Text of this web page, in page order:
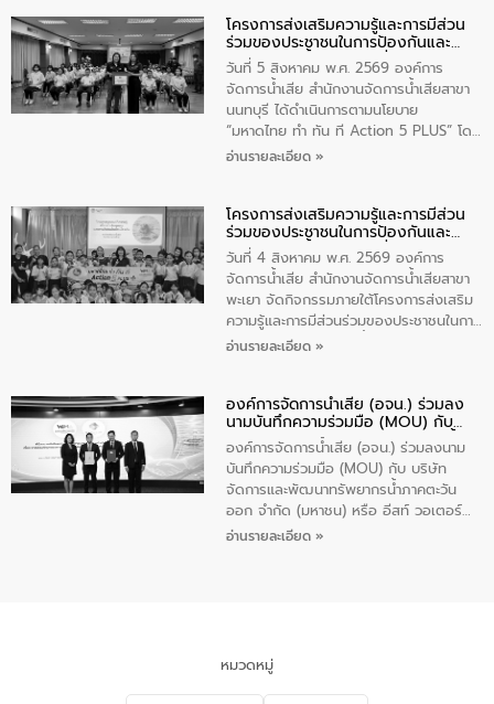
วัดสิงห์ จังหวัดชัยนาท โดยมีนายแสงชัย
สุขชื่น นายกเทศมนตรีตำบลวัดสิงห์ คณะผู้
บริหารเทศบาลตำบลวัดสิงห์ ผู้นำชุมชน และ
ประชาชนในพื้นที่เทศบาลตำบลวัดสิงก์ที่มี
ส่วนได้ส่วนเสียในโครงก่อสร้างศูนย์บริหาร
จัดการคุณภาพน้ำเทศบาลตำบลวัดสิงห์
จังหวัดชัยนาท ให้การต้อนรับ
โครงการส่งเสริมความรู้และการมีส่วน
ร่วมของประชาชนในการป้องกันและ
แก้ไขปัญหาน้ำเสียอย่างยั่งยืน
วันที่ 5 สิงหาคม พ.ศ. 2569 องค์การ
จัดการน้ำเสีย สำนักงานจัดการน้ำเสียสาขา
นนทบุรี ได้ดำเนินการตามนโยบาย
“มหาดไทย ทำ ทัน ที Action 5 PLUS” โดย
จัดโครงการส่งเสริมความรู้และการมีส่วน
“ชุมชนร่วมใจ น้ำใสยั่งยืน” ได้บรรยายให้
ความรู้เกี่ยวกับการจัดการน้ำเสียและการใช้
ถังดักไขมันให้แก่นักเรียนโรงเรียนวัดบ่อ
(นันทวิทยา) เทศบาลนครปากเกร็ด อำเภอ
ปากเกร็ด จังหวัดนนทบุรี จำนวน 30 คน
อ่านรายละเอียด »
โครงการส่งเสริมความรู้และการมีส่วน
ร่วมของประชาชนในการป้องกันและ
แก้ไขปัญหาน้ำเสียอย่างยั่งยืน
วันที่ 4 สิงหาคม พ.ศ. 2569 องค์การ
จัดการน้ำเสีย สำนักงานจัดการน้ำเสียสาขา
พะเยา จัดกิจกรรมภายใต้โครงการส่งเสริม
ความรู้และการมีส่วนร่วมของประชาชนในการ
ป้องกันและแก้ไขปัญหาน้ำเสียอย่างยั่งยืน
ชุมชนและการบำบัดน้ำเสียเบื้องต้น ให้กับ
นักเรียนชั้นประถมศึกษาปีที่ 5 โรงเรียน
เทศบาล 1 (พะเยาประชานุกูล) จำนวน 30
คน
อ่านรายละเอียด »
องค์การจัดการน้ำเสีย (อจน.) ร่วมลง
นามบันทึกความร่วมมือ (MOU) กับ
บริษัท จัดการและพัฒนาทรัพยากรน้ำ
ภาคตะวันออก จำกัด (มหาชน) หรือ อีส
ท์ วอเตอร์
องค์การจัดการน้ำเสีย (อจน.) ร่วมลงนาม
บันทึกความร่วมมือ (MOU) กับ บริษัท
จัดการและพัฒนาทรัพยากรน้ำภาคตะวัน
ออก จำกัด (มหาชน) หรือ อีสท์ วอเตอร์
เมื่อวันอังคารที่ 4 สิงหาคม 2569 ณ ห้อง
ด้านน้ำของประเทศ และเตรียมความพร้อม
รองรับการเติบโตของเมือง รวมถึงการ
ลงทุนในอุตสาหกรรมแห่งอนาคต ตลอดจน
อ่านรายละเอียด »
หมวดหมู่